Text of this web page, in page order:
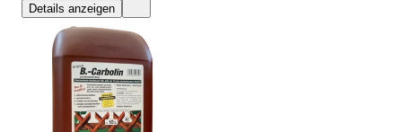
Details anzeigen